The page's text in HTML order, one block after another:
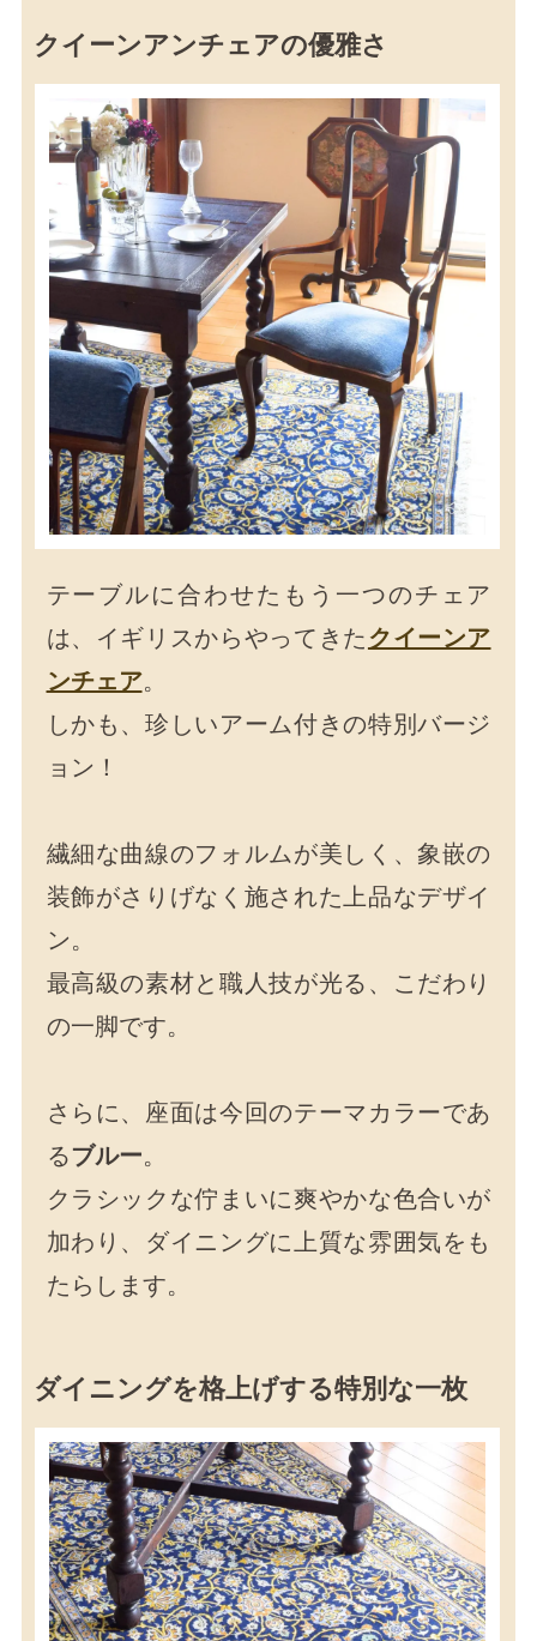
クイーンアンチェアの優雅さ
テーブルに合わせたもう一つのチェア
は、イギリスからやってきた クイーンア
ンチェア。
しかも、珍しいアーム付きの特別バージ
ョン！
繊細な曲線のフォルムが美しく、象嵌の
装飾がさりげなく施された上品なデザイ
ン。
最高級の素材と職人技が光る、こだわり
の一脚です。
さらに、座面は今回のテーマカラーであ
るブルー。
クラシックな佇まいに爽やかな色合いが
加わり、ダイニングに上質な雰囲気をも
たらします。
ダイニングを格上げする特別な一枚